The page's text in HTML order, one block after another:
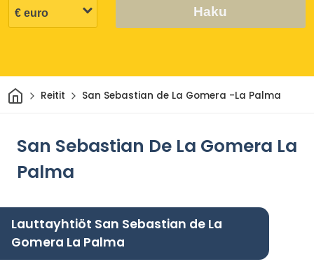
Haku
KotiinReitit San Sebastian de La Gomera -La Palma
San Sebastian De La Gomera La
Palma
Lauttayhtiöt San Sebastian de La
Gomera La Palma